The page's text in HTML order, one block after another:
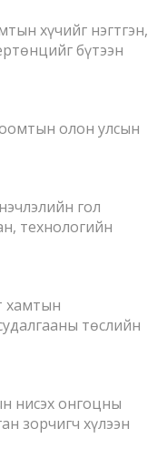
хүчийг нэгтгэн,
бүтээн
олон улсын
гол
технологийн
хамтын
төслийн
нисэх онгоцны
зорчигч хүлээн